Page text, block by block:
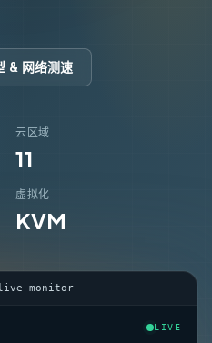
& 网络测速
云区域
11
虚拟化
KVM
monitor
LIVE